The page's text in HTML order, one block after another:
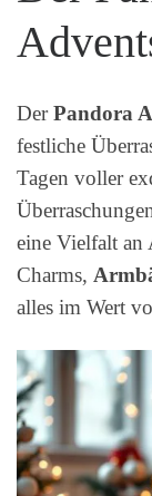
DerPandora
festliche
Tagen voller
eine Vielfalt an
Charms,
alles im Wert